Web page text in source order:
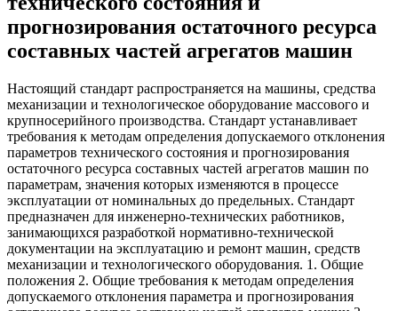
прогнозирования остаточного ресурса
составных частей агрегатов машин
Настоящий стандарт распространяется на машины, средства
механизации и технологическое оборудование массового и
крупносерийного производства. Стандарт устанавливает
требования к методам определения допускаемого отклонения
параметров технического состояния и прогнозирования
остаточного ресурса составных частей агрегатов машин по
параметрам, значения которых изменяются в процессе
эксплуатации от номинальных до предельных. Стандарт
предназначен для инженерно-технических работников,
занимающихся разработкой нормативно-технической
документации на эксплуатацию и ремонт машин, средств
механизации и технологического оборудования. 1. Общие
положения 2. Общие требования к методам определения
допускаемого отклонения параметра и прогнозирования